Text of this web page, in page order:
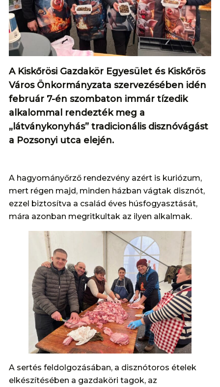
A Kiskőrösi Gazdakör Egyesület és Kiskőrös
Város Önkormányzata szervezésében idén
február 7-én szombaton immár tízedik
alkalommal rendezték meg a
„látványkonyhás” tradicionális disznóvágást
a Pozsonyi utca elején.
A hagyományőrző rendezvény azért is kuriózum,
mert régen majd, minden házban vágtak disznót,
ezzel biztosítva a család éves húsfogyasztását,
mára azonban megritkultak az ilyen alkalmak.
A sertés feldolgozásában, a disznótoros ételek
elkészítésében a gazdaköri tagok, az